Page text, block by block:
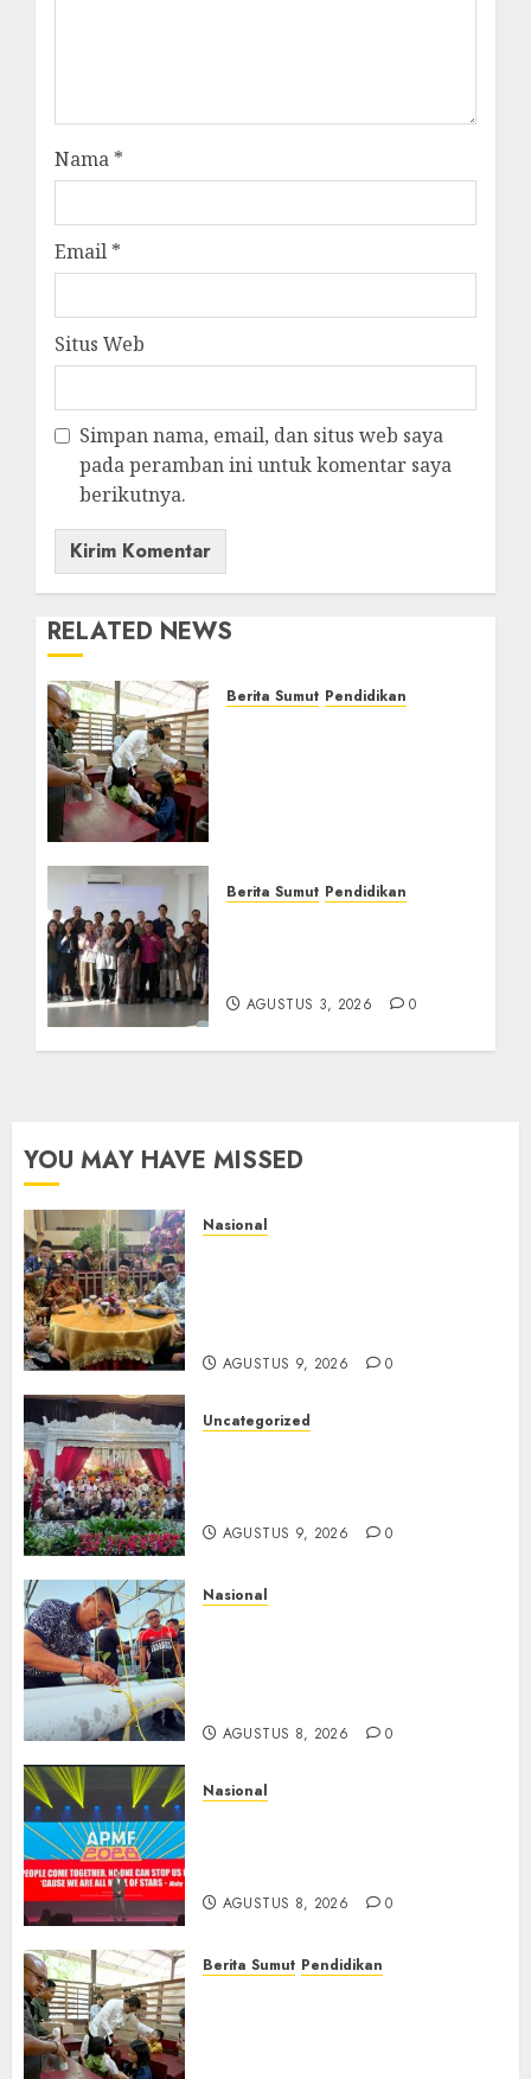
Nama *
Email *
Situs Web
Simpan nama, email, dan situs web saya
pada peramban ini untuk komentar saya
berikutnya.
RELATED NEWS
Berita Sumut Pendidikan
Berita Sumut Pendidikan
AGUSTUS 3, 2026 0
YOU MAY HAVE MISSED
Nasional
AGUSTUS 9, 2026 0
Uncategorized
AGUSTUS 9, 2026 0
Nasional
AGUSTUS 8, 2026 0
Nasional
AGUSTUS 8, 2026 0
Berita Sumut Pendidikan